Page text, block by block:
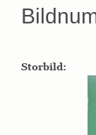
Storbild: